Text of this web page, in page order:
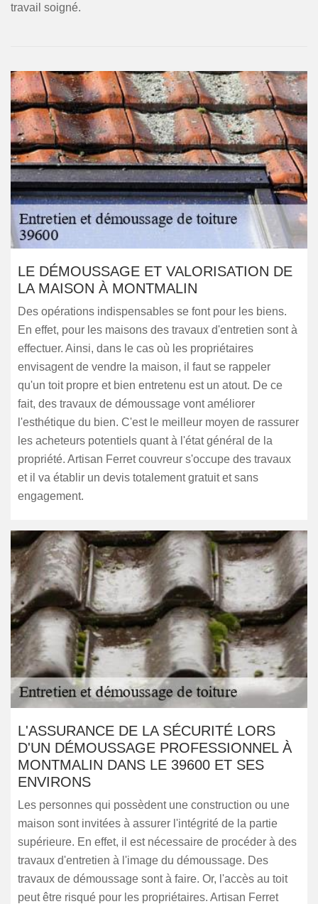
travail soigné.
LE DÉMOUSSAGE ET VALORISATION DE
LA MAISON À MONTMALIN
Des opérations indispensables se font pour les biens.
En effet, pour les maisons des travaux d'entretien sont à
effectuer. Ainsi, dans le cas où les propriétaires
envisagent de vendre la maison, il faut se rappeler
qu'un toit propre et bien entretenu est un atout. De ce
fait, des travaux de démoussage vont améliorer
l'esthétique du bien. C'est le meilleur moyen de rassurer
les acheteurs potentiels quant à l'état général de la
propriété. Artisan Ferret couvreur s'occupe des travaux
et il va établir un devis totalement gratuit et sans
engagement.
L'ASSURANCE DE LA SÉCURITÉ LORS
D'UN DÉMOUSSAGE PROFESSIONNEL À
MONTMALIN DANS LE 39600 ET SES
ENVIRONS
Les personnes qui possèdent une construction ou une
maison sont invitées à assurer l'intégrité de la partie
supérieure. En effet, il est nécessaire de procéder à des
travaux d'entretien à l'image du démoussage. Des
travaux de démoussage sont à faire. Or, l'accès au toit
peut être risqué pour les propriétaires. Artisan Ferret